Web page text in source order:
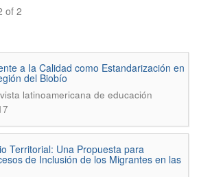
of 2
a Ia Calidad como Estandarización en
del Biobío
latinoamericana de educación
Territorial: Una Propuesta para
de Inclusión de los Migrantes en las